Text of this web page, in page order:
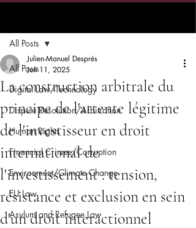
All Posts
Digital Law/Technology
Dispute Resolution/Arbitration
Human Rights
Financial Crimes/Corruption
Environment/Climate Change
EU Law
Asylum and Refugee Law
All Posts
La construction arbitrale du
principe de l'attente légitime
de l'investisseur en droit
international de
l'investissement : tension,
résistance et exclusion en sein
d'un droit interactionnel
Julien-Manuel Després
Jun 11, 2025